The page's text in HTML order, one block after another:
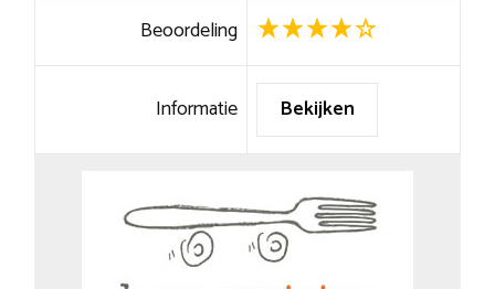
Beoordeling
Informatie Bekijken